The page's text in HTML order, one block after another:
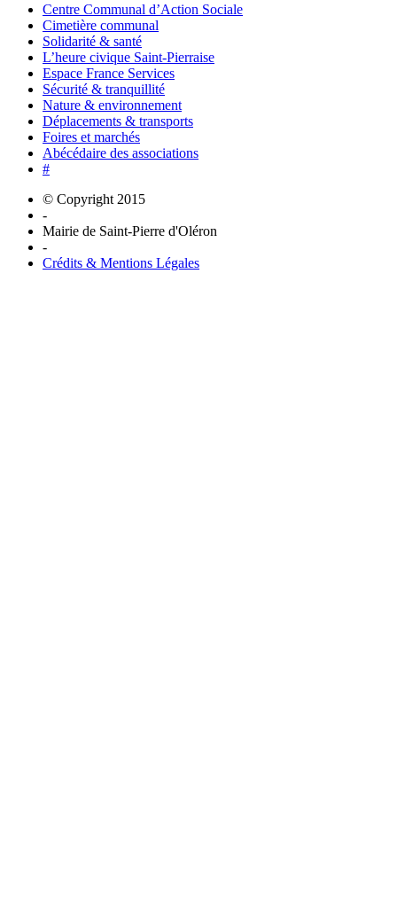
Centre Communal d’Action Sociale
Cimetière communal
Solidarité & santé
L’heure civique Saint-Pierraise
Espace France Services
Sécurité & tranquillité
Nature & environnement
Déplacements & transports
Foires et marchés
Abécédaire des associations
#
© Copyright 2015
-
Mairie de Saint-Pierre d'Oléron
-
Crédits & Mentions Légales